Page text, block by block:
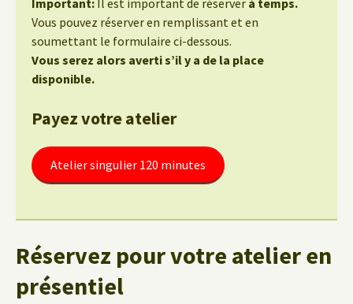
Important: Il est important de réserver à temps.
Vous pouvez réserver en remplissant et en
soumettant le formulaire ci-dessous.
Vous serez alors averti s’il y a de la place
disponible.
Payez votre atelier
Atelier singulier 120 minutes
Réservez pour votre atelier en
présentiel